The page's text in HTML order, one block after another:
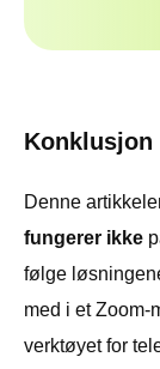
Konklusjon
Denne
fungerer ikke
følge
med i et Zoom-
verktøyet for